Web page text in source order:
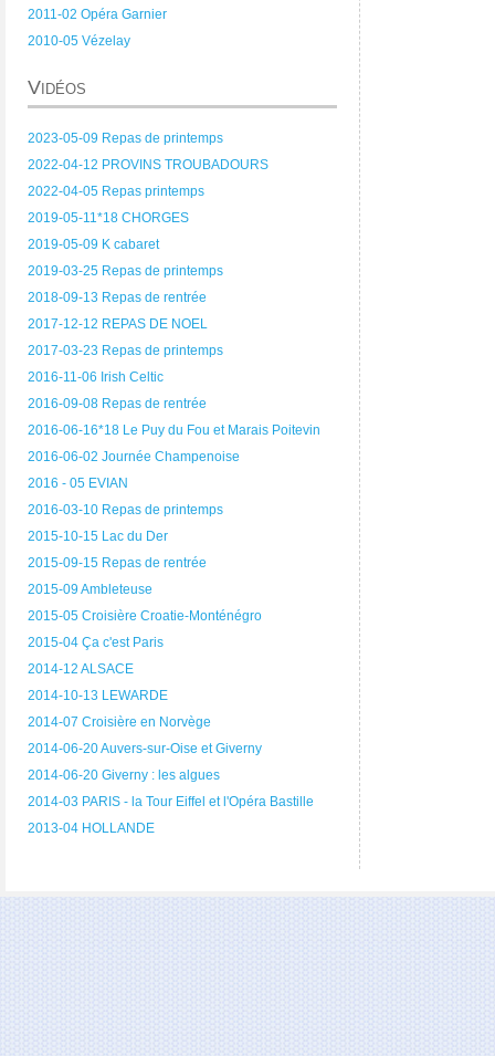
2011-02 Opéra Garnier
2010-05 Vézelay
Vidéos
2023-05-09 Repas de printemps
2022-04-12 PROVINS TROUBADOURS
2022-04-05 Repas printemps
2019-05-11*18 CHORGES
2019-05-09 K cabaret
2019-03-25 Repas de printemps
2018-09-13 Repas de rentrée
2017-12-12 REPAS DE NOEL
2017-03-23 Repas de printemps
2016-11-06 Irish Celtic
2016-09-08 Repas de rentrée
2016-06-16*18 Le Puy du Fou et Marais Poitevin
2016-06-02 Journée Champenoise
2016 - 05 EVIAN
2016-03-10 Repas de printemps
2015-10-15 Lac du Der
2015-09-15 Repas de rentrée
2015-09 Ambleteuse
2015-05 Croisière Croatie-Monténégro
2015-04 Ça c'est Paris
2014-12 ALSACE
2014-10-13 LEWARDE
2014-07 Croisière en Norvège
2014-06-20 Auvers-sur-Oise et Giverny
2014-06-20 Giverny : les algues
2014-03 PARIS - la Tour Eiffel et l'Opéra Bastille
2013-04 HOLLANDE